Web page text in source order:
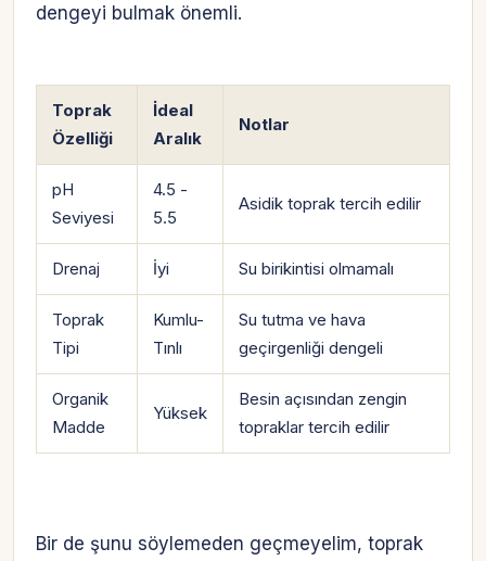
dengeyi bulmak önemli.
Toprak
Özelliği
İdeal
Aralık
Notlar
pH
Seviyesi
4.5 -
5.5
Asidik toprak tercih edilir
Drenaj İyi Su birikintisi olmamalı
Toprak
Tipi
Kumlu-
Tınlı
Su tutma ve hava
geçirgenliği dengeli
Organik
Madde
Yüksek
Besin açısından zengin
topraklar tercih edilir
Bir de şunu söylemeden geçmeyelim, toprak